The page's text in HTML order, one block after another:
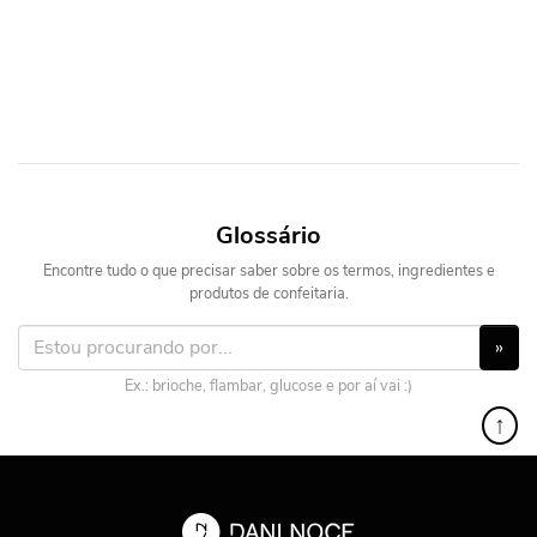
Glossário
Encontre tudo o que precisar saber sobre os termos, ingredientes e
produtos de confeitaria.
»
Ex.: brioche, flambar, glucose e por aí vai :)
↑